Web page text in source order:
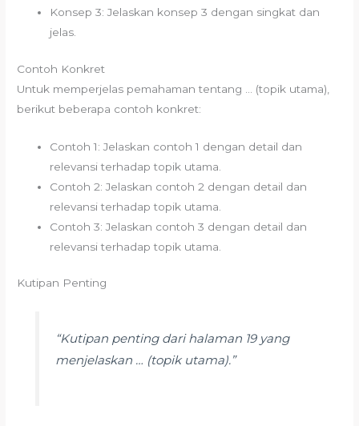
Konsep 3: Jelaskan konsep 3 dengan singkat dan
jelas.
Contoh Konkret
Untuk memperjelas pemahaman tentang … (topik utama),
berikut beberapa contoh konkret:
Contoh 1: Jelaskan contoh 1 dengan detail dan
relevansi terhadap topik utama.
Contoh 2: Jelaskan contoh 2 dengan detail dan
relevansi terhadap topik utama.
Contoh 3: Jelaskan contoh 3 dengan detail dan
relevansi terhadap topik utama.
Kutipan Penting
“Kutipan penting dari halaman 19 yang
menjelaskan … (topik utama).”